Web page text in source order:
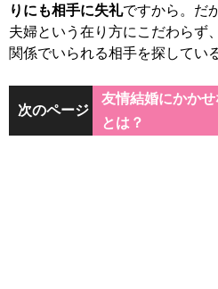
りにも相手に失礼ですから。だ
夫婦という在り方にこだわらず
関係でいられる相手を探してい
次のページ
友情結婚にかかせ
とは？